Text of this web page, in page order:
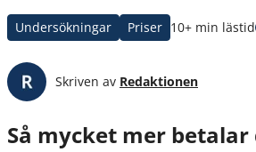
Undersökningar Priser 10+ min lästid
Skriven av Redaktionen
Så mycket mer